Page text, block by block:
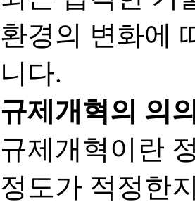
환경의 변화에
니다.
규제개혁의 의
규제개혁이란
정도가 적정한